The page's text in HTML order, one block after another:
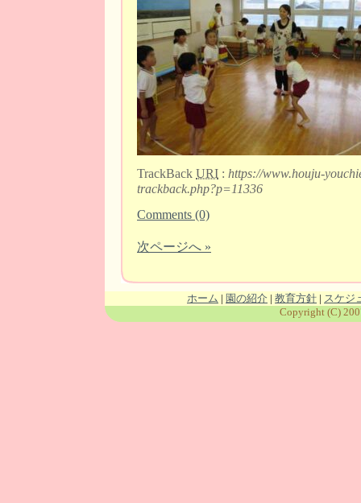
TrackBack URI : https://www.houju-
trackback.php?p=11336
Comments (0)
次ページへ »
ホーム | 園の紹介 | 教育方針 | スケジ
Copyright (C)